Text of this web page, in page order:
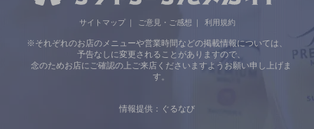
サイトマップ ご意見・ご感想 利用規約
※それぞれのお店のメニューや営業時間などの掲載情報については、
予告なしに変更されることがありますので、
念のためお店にご確認の上ご来店くださいますようお願い申し上げま
す。
情報提供：ぐるなび